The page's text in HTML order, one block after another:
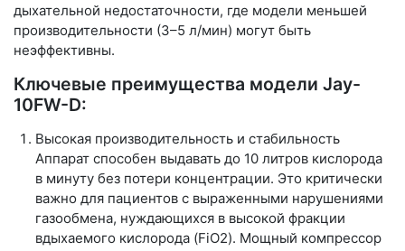
дыхательной недостаточности, где модели меньшей
производительности (3–5 л/мин) могут быть
неэффективны.
Ключевые преимущества модели Jay-
10FW-D:
Высокая производительность и стабильность
Аппарат способен выдавать до 10 литров кислорода
в минуту без потери концентрации. Это критически
важно для пациентов с выраженными нарушениями
газообмена, нуждающихся в высокой фракции
вдыхаемого кислорода (FiO2). Мощный компрессор